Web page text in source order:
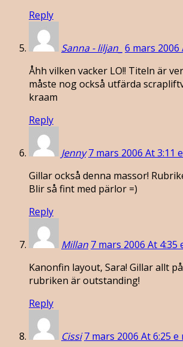
Reply
Sanna - liljan_ 6 mars 2006
Åhh vilken vacker LO!! Titeln är
måste nog också utfärda
kraam
Reply
Jenny 7 mars 2006 At 3:11
Gillar också denna massor!
Blir så fint med pärlor =)
Reply
Millan 7 mars 2006 At 4:35
Kanonfin layout, Sara! Gillar allt
rubriken är outstanding!
Reply
Cissi 7 mars 2006 At 6:25 e